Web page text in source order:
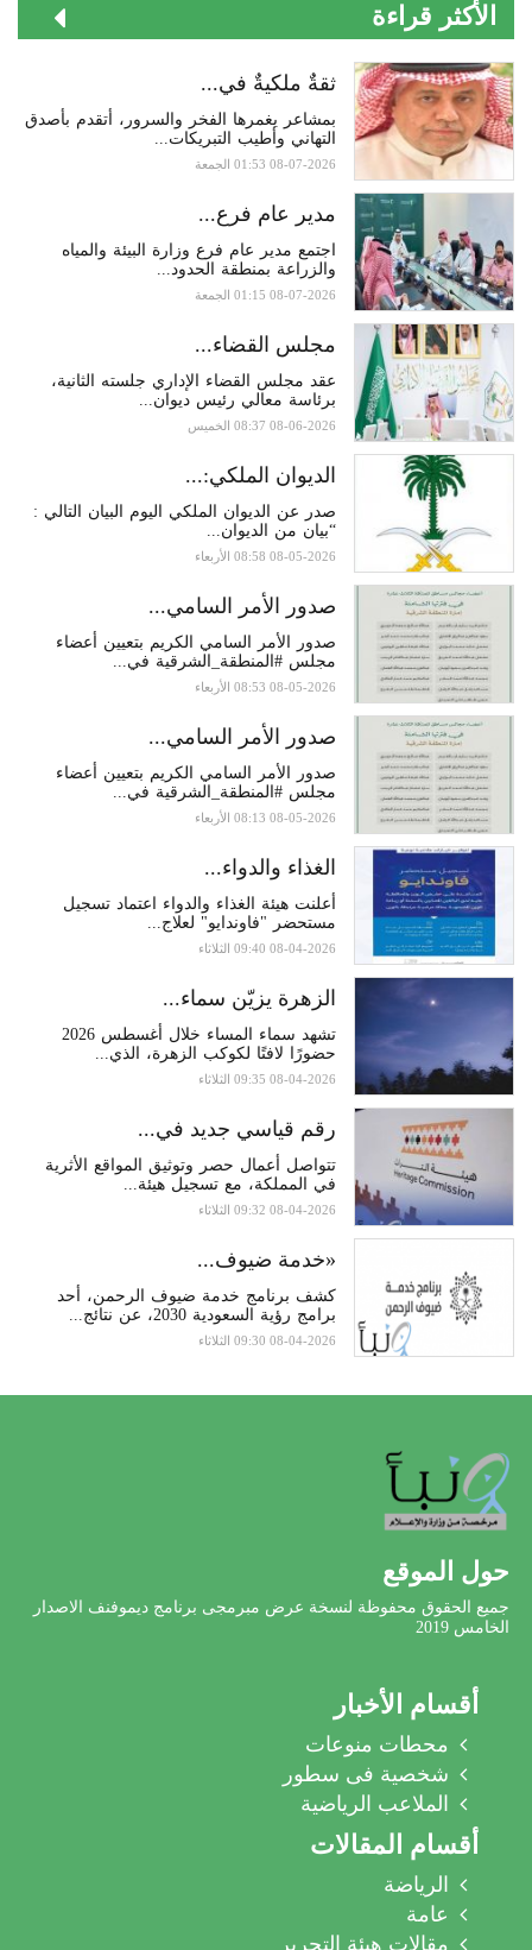
الأكثر قراءة
ثقةٌ ملكيةٌ في...
بمشاعر يغمرها الفخر والسرور، أتقدم بأصدق
التهاني وأطيب التبريكات...
08-07-2026 01:53 الجمعة
مدير عام فرع...
اجتمع مدير عام فرع وزارة البيئة والمياه
والزراعة بمنطقة الحدود...
08-07-2026 01:15 الجمعة
مجلس القضاء...
عقد مجلس القضاء الإداري جلسته الثانية،
برئاسة معالي رئيس ديوان...
08-06-2026 08:37 الخميس
الديوان الملكي:...
صدر عن الديوان الملكي اليوم البيان التالي :
“بيان من الديوان...
08-05-2026 08:58 الأربعاء
صدور الأمر السامي...
صدور الأمر السامي الكريم بتعيين أعضاء
مجلس #المنطقة_الشرقية في...
08-05-2026 08:53 الأربعاء
صدور الأمر السامي...
صدور الأمر السامي الكريم بتعيين أعضاء
مجلس #المنطقة_الشرقية في...
08-05-2026 08:13 الأربعاء
الغذاء والدواء...
أعلنت هيئة الغذاء والدواء اعتماد تسجيل
مستحضر "فاوندايو" لعلاج...
08-04-2026 09:40 الثلاثاء
الزهرة يزيّن سماء...
تشهد سماء المساء خلال أغسطس 2026
حضورًا لافتًا لكوكب الزهرة، الذي...
08-04-2026 09:35 الثلاثاء
رقم قياسي جديد في...
تتواصل أعمال حصر وتوثيق المواقع الأثرية
في المملكة، مع تسجيل هيئة...
08-04-2026 09:32 الثلاثاء
«خدمة ضيوف...
كشف برنامج خدمة ضيوف الرحمن، أحد
برامج رؤية السعودية 2030، عن نتائج...
08-04-2026 09:30 الثلاثاء
حول الموقع
جميع الحقوق محفوظة لنسخة عرض مبرمجى برنامج ديموفنف الاصدار
الخامس 2019
أقسام الأخبار
محطات منوعات
شخصية فى سطور
الملاعب الرياضية
أقسام المقالات
الرياضة
عامة
مقالات هيئة التحرير